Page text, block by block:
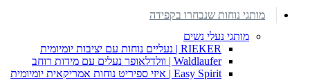
מותגי נוחות שנבחרו בקפידה
מותגי נעלי נשים
RIEKER | נעליים נוחות עם יציבות יומיומית
Waldlaufer | וולדלאופר נעלים עם מידות רוחב
Easy Spirit | איזי ספיריט נוחות אמריקאית יומיומית